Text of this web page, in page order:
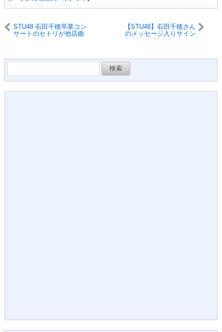
STU48 石田千穂卒業コン
サートのセトリが他店曲
【STU48】石田千穂さん
のメッセージ入りサイン
索: